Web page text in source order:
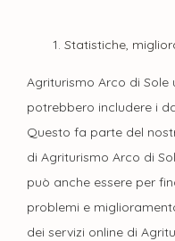
Statistiche,
Agriturismo Arco di Sole
potrebbero includere i
Questo fa parte del
di Agriturismo Arco di
può anche essere per
problemi e
dei servizi online di